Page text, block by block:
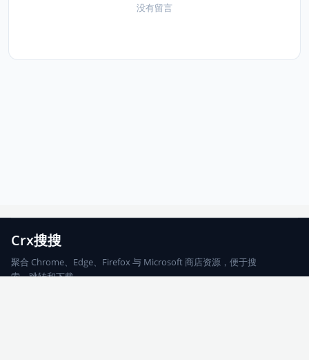
没有留言
Crx搜搜
聚合 Chrome、Edge、Firefox 与 Microsoft 商店资源，便于搜
索、跳转和下载。